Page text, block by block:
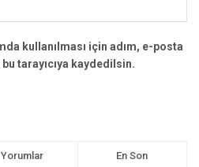
kullanılması için adım, e-posta
tarayıcıya kaydedilsin.
Yorumlar En Son